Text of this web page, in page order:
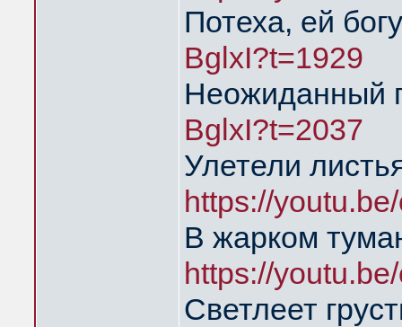
Потеха, ей
BglxI?t=1929
Неожиданный
BglxI?t=2037
Улетели
https://
В жарком
https://
Светлеет